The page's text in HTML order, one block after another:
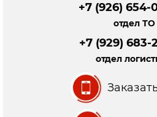
+7 (926) 654-
отдел ТО
+7 (929) 683-
отдел